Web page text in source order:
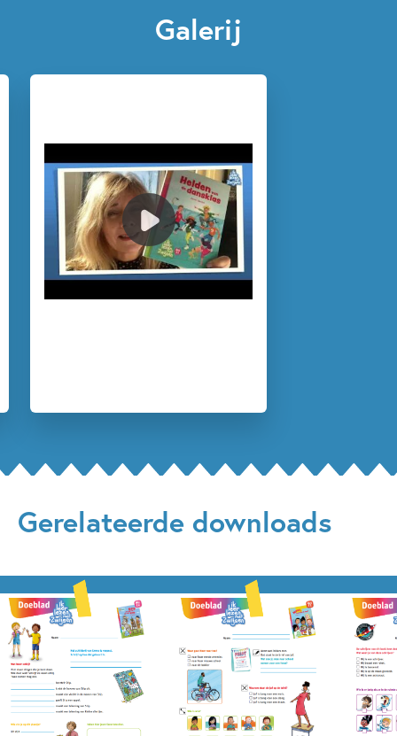
Galerij
Gerelateerde downloads